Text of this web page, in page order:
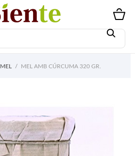
MEL MEL AMB CÚRCUMA 320 GR.